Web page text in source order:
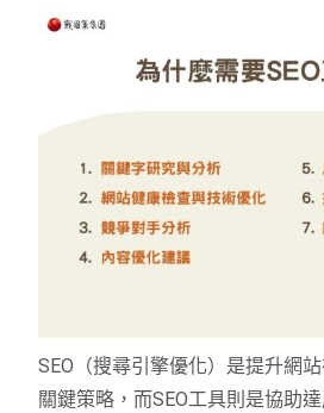
SEO（搜尋引擎優化）是提升網
關鍵策略，而SEO工具則是協助